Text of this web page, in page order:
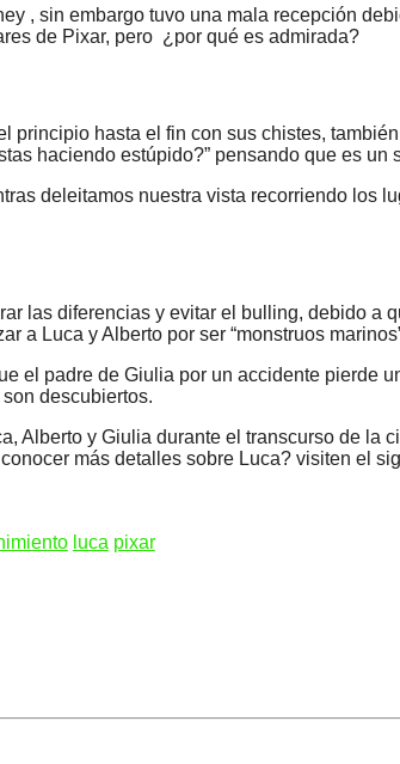
, sin embargo tuvo una mala recepción
de Pixar, pero ¿por qué es admirada?
hasta el fin con sus chistes,
haciendo estúpido?” pensando que es un
deleitamos nuestra vista recorriendo los
las diferencias y evitar el bulling, debido a
a Luca y Alberto por ser “monstruos
el padre de Giulia por un accidente pierde
descubiertos.
Alberto y Giulia durante el transcurso de
más detalles sobre Luca? visiten el
luca pixar